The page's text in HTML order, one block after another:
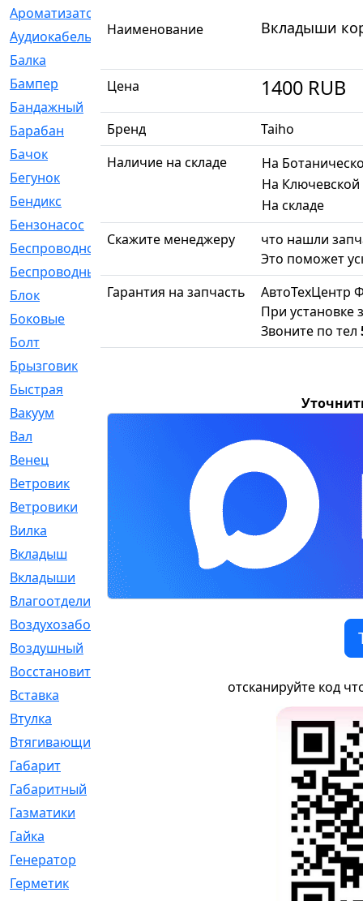
Ароматизатор
Аудиокабель
[2]
Балка
Бампер
Бандажный
[6]
Барабан
Бачок
Бегунок
Бендикс
Бензонасос
[17]
Беспроводное
[2]
Беспроводные
[1]
Блок
[81]
Боковые
Болт
[247]
Брызговик
Быстрая
Вакуум
[23]
Вал
Венец
Ветровик
Ветровики
Вилка
Вкладыш
Вкладыши
Влагоотделитель
[2]
Воздухозаборник
Воздушный
Восстановительный
Вставка
Втулка
Втягивающий
Габарит
Габаритный
Газматики
Гайка
Генератор
Герметик
Наименование Вкладыши
Цена 1400 RUB
Бренд
Taiho
Наличие на складе
На
На Ключевской
На складе
Скажите менеджеру
что нашли
Это поможет
Гарантия на запчасть
АвтоТехЦентр
При установке
Звоните по тел
отсканируйте код